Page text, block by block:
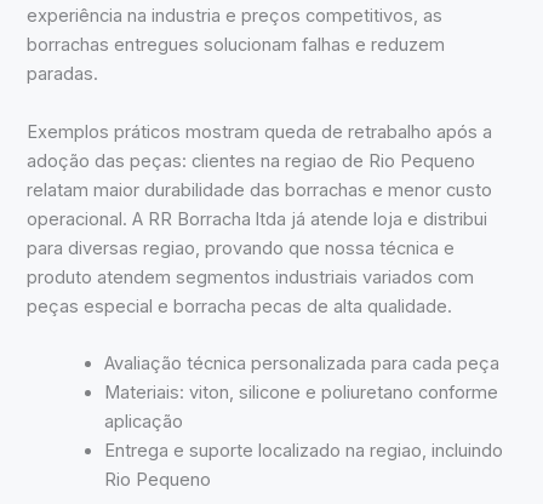
experiência na industria e preços competitivos, as
borrachas entregues solucionam falhas e reduzem
paradas.
Exemplos práticos mostram queda de retrabalho após a
adoção das peças: clientes na regiao de Rio Pequeno
relatam maior durabilidade das borrachas e menor custo
operacional. A RR Borracha ltda já atende loja e distribui
para diversas regiao, provando que nossa técnica e
produto atendem segmentos industriais variados com
peças especial e borracha pecas de alta qualidade.
Avaliação técnica personalizada para cada peça
Materiais: viton, silicone e poliuretano conforme
aplicação
Entrega e suporte localizado na regiao, incluindo
Rio Pequeno